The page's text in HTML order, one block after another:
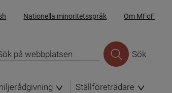
Nationella minoritetsspråk Om MFoF
Sök
Ställföreträdare